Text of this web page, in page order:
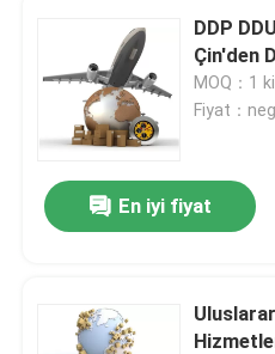
DDP
Çin'den
MOQ：1
Fiyat：
En iyi fiyat